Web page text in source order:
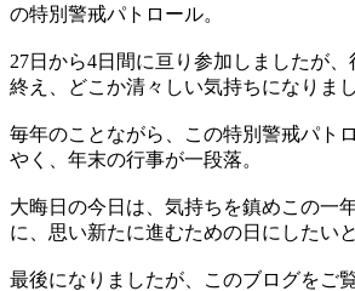
の特別警戒パトロール。
27日から4日間に亘り参加しましたが、
終え、どこか清々しい気持ちになりまし
毎年のことながら、この特別警戒パト
やく、年末の行事が一段落。
大晦日の今日は、気持ちを鎮めこの一
に、思い新たに進むための日にしたい
最後になりましたが、このブログをご